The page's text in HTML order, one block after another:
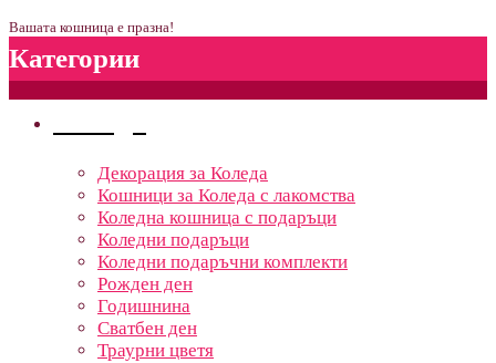
Вашата кошница е празна!
Категории
Декорация за Коледа
Кошници за Коледа с лакомства
Коледна кошница с подаръци
Коледни подаръци
Коледни подаръчни комплекти
Рожден ден
Годишнина
Сватбен ден
Траурни цветя